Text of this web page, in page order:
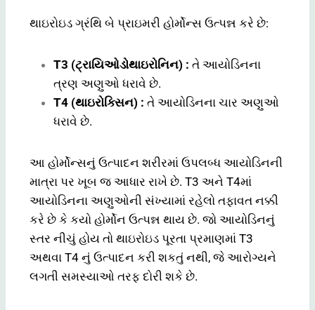
થાઇરોઇડ ગ્રંથિ બે પ્રાઇમરી હોર્મોન્સ ઉત્પન્ન કરે છે:
T3 (ટ્રાયિઓડોથાઇરોનિન) : તે આયોડિનના
ત્રણ અણુઓ ધરાવે છે.
T4 (થાઇરોક્સિન) : તે આયોડિનના ચાર અણુઓ
ધરાવે છે.
આ હોર્મોન્સનું ઉત્પાદન શરીરમાં ઉપલબ્ધ આયોડિનની
માત્રા પર ખૂબ જ આધાર રાખે છે. T3 અને T4માં
આયોડિનના અણુઓની સંખ્યામાં રહેલો તફાવત નક્કી
કરે છે કે કયો હોર્મોન ઉત્પન્ન થાય છે. જો આયોડિનનું
સ્તર નીચું હોય તો થાઇરોઇડ પૂરતા પ્રમાણમાં T3
અથવા T4 નું ઉત્પાદન કરી શકતું નથી, જે આરોગ્યને
લગતી સમસ્યાઓ તરફ દોરી શકે છે.